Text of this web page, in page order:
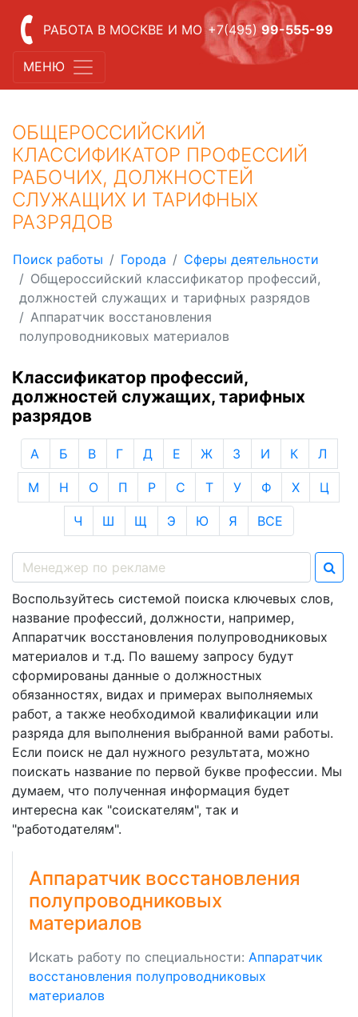
РАБОТА В МОСКВЕ И МО +7(495) 99-555-99
МЕНЮ
ОБЩЕРОССИЙСКИЙ
КЛАССИФИКАТОР ПРОФЕССИЙ
РАБОЧИХ, ДОЛЖНОСТЕЙ
СЛУЖАЩИХ И ТАРИФНЫХ
РАЗРЯДОВ
Поиск работы Города
Сферы деятельности
Общероссийский классификатор профессий,
должностей служащих и тарифных разрядов
Аппаратчик восстановления
полупроводниковых материалов
Классификатор профессий,
должностей служащих, тарифных
разрядов
А Б В Г Д Е Ж З И К Л
М Н О П Р С Т У Ф Х Ц
Ч Ш Щ Э Ю Я ВСЕ
Воспользуйтесь системой поиска ключевых слов,
название профессий, должности, например,
Аппаратчик восстановления полупроводниковых
материалов и т.д. По вашему запросу будут
сформированы данные о должностных
обязанностях, видах и примерах выполняемых
работ, а также необходимой квалификации или
разряда для выполнения выбранной вами работы.
Если поиск не дал нужного результата, можно
поискать название по первой букве профессии. Мы
думаем, что полученная информация будет
интересна как "соискателям", так и
"работодателям".
Аппаратчик восстановления
полупроводниковых
материалов
Искать работу по специальности: Аппаратчик
восстановления полупроводниковых
материалов